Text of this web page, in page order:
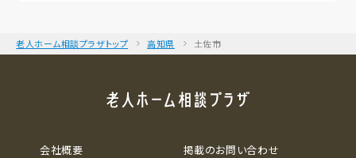
老人ホーム相談プラザトップ 高知県 土佐市
会社概要
掲載のお問い合わせ